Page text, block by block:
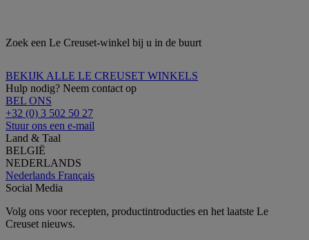
Zoek een Le Creuset-winkel bij u in de buurt
BEKIJK ALLE LE CREUSET WINKELS
Hulp nodig? Neem contact op
BEL ONS
+32 (0) 3 502 50 27
Stuur ons een e-mail
Land & Taal
BELGIË
NEDERLANDS
Nederlands Français
Social Media
Volg ons voor recepten, productintroducties en het laatste Le
Creuset nieuws.